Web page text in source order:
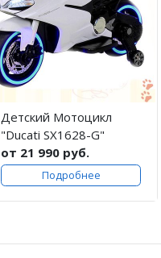
Детский Мотоцикл
"Ducati SX1628-G"
от 21 990 руб.
Подробнее